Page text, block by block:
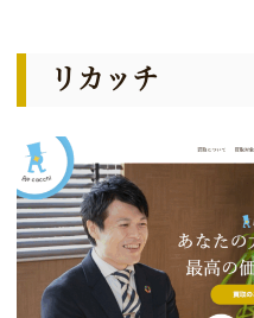
リカッチ